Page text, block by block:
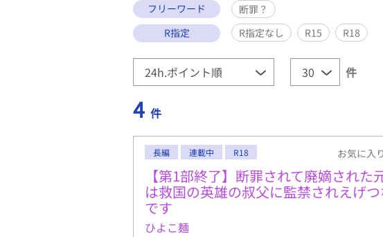
フリーワード
断罪？
R指定
R指定なし R15 R18
件
4 件
長編 連載中 R18 お気に入
【第1部終了】断罪されて廃嫡され
は救国の英雄の叔父に監禁されえげ
です
ひよこ麺